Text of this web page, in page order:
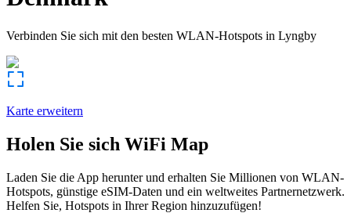
Verbinden Sie sich mit den besten WLAN-Hotspots in Lyngby
Karte erweitern
Holen Sie sich WiFi Map
Laden Sie die App herunter und erhalten Sie Millionen von WLAN-
Hotspots, günstige eSIM-Daten und ein weltweites Partnernetzwerk.
Helfen Sie, Hotspots in Ihrer Region hinzuzufügen!